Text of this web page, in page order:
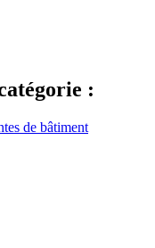
:
de bâtiment